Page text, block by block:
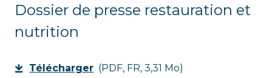
Dossier de presse restauration et
nutrition
Télécharger (PDF, FR, 3,31 Mo)